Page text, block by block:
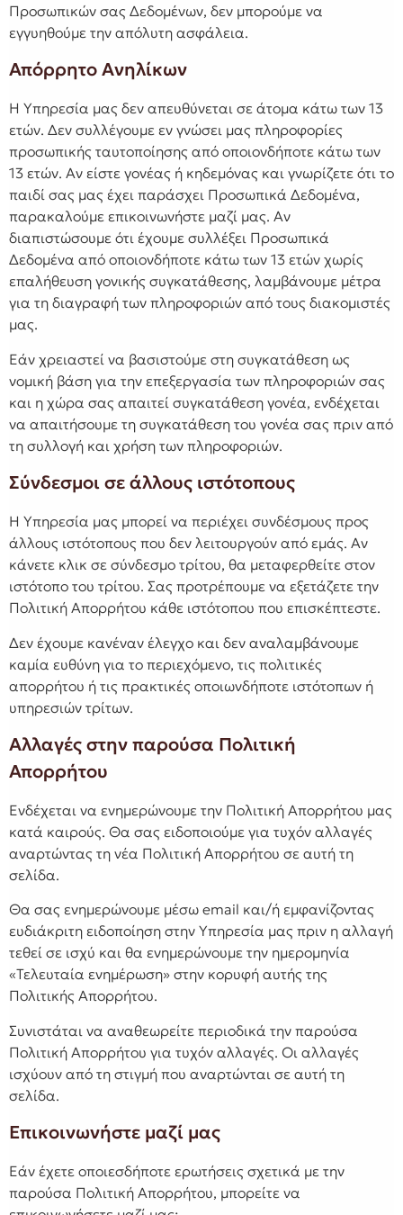
Προσωπικών σας Δεδομένων, δεν μπορούμε να
εγγυηθούμε την απόλυτη ασφάλεια.
Απόρρητο Ανηλίκων
Η Υπηρεσία μας δεν απευθύνεται σε άτομα κάτω των 13
ετών. Δεν συλλέγουμε εν γνώσει μας πληροφορίες
προσωπικής ταυτοποίησης από οποιονδήποτε κάτω των
13 ετών. Αν είστε γονέας ή κηδεμόνας και γνωρίζετε ότι το
παιδί σας μας έχει παράσχει Προσωπικά Δεδομένα,
παρακαλούμε επικοινωνήστε μαζί μας. Αν
διαπιστώσουμε ότι έχουμε συλλέξει Προσωπικά
Δεδομένα από οποιονδήποτε κάτω των 13 ετών χωρίς
επαλήθευση γονικής συγκατάθεσης, λαμβάνουμε μέτρα
για τη διαγραφή των πληροφοριών από τους διακομιστές
μας.
Εάν χρειαστεί να βασιστούμε στη συγκατάθεση ως
νομική βάση για την επεξεργασία των πληροφοριών σας
και η χώρα σας απαιτεί συγκατάθεση γονέα, ενδέχεται
να απαιτήσουμε τη συγκατάθεση του γονέα σας πριν από
τη συλλογή και χρήση των πληροφοριών.
Σύνδεσμοι σε άλλους ιστότοπους
Η Υπηρεσία μας μπορεί να περιέχει συνδέσμους προς
άλλους ιστότοπους που δεν λειτουργούν από εμάς. Αν
κάνετε κλικ σε σύνδεσμο τρίτου, θα μεταφερθείτε στον
ιστότοπο του τρίτου. Σας προτρέπουμε να εξετάζετε την
Πολιτική Απορρήτου κάθε ιστότοπου που επισκέπτεστε.
Δεν έχουμε κανέναν έλεγχο και δεν αναλαμβάνουμε
καμία ευθύνη για το περιεχόμενο, τις πολιτικές
απορρήτου ή τις πρακτικές οποιωνδήποτε ιστότοπων ή
υπηρεσιών τρίτων.
Αλλαγές στην παρούσα Πολιτική
Απορρήτου
Ενδέχεται να ενημερώνουμε την Πολιτική Απορρήτου μας
κατά καιρούς. Θα σας ειδοποιούμε για τυχόν αλλαγές
αναρτώντας τη νέα Πολιτική Απορρήτου σε αυτή τη
σελίδα.
Θα σας ενημερώνουμε μέσω email και/ή εμφανίζοντας
ευδιάκριτη ειδοποίηση στην Υπηρεσία μας πριν η αλλαγή
τεθεί σε ισχύ και θα ενημερώνουμε την ημερομηνία
«Τελευταία ενημέρωση» στην κορυφή αυτής της
Πολιτικής Απορρήτου.
Συνιστάται να αναθεωρείτε περιοδικά την παρούσα
Πολιτική Απορρήτου για τυχόν αλλαγές. Οι αλλαγές
ισχύουν από τη στιγμή που αναρτώνται σε αυτή τη
σελίδα.
Επικοινωνήστε μαζί μας
Εάν έχετε οποιεσδήποτε ερωτήσεις σχετικά με την
παρούσα Πολιτική Απορρήτου, μπορείτε να